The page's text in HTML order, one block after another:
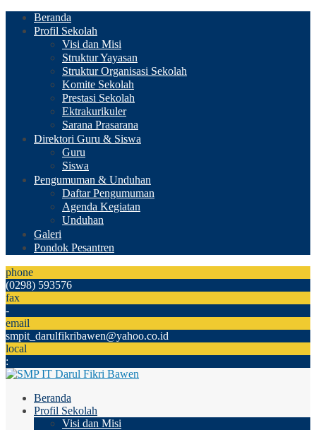
Beranda
Profil Sekolah
Visi dan Misi
Struktur Yayasan
Struktur Organisasi Sekolah
Komite Sekolah
Prestasi Sekolah
Ektrakurikuler
Sarana Prasarana
Direktori Guru & Siswa
Guru
Siswa
Pengumuman & Unduhan
Daftar Pengumuman
Agenda Kegiatan
Unduhan
Galeri
Pondok Pesantren
phone
(0298) 593576
fax
-
email
smpit_darulfikribawen@yahoo.co.id
local
:
Beranda
Profil Sekolah
Visi dan Misi